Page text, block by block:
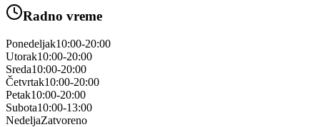
Radno vreme
Ponedeljak10:00-20:00
Utorak10:00-20:00
Sreda10:00-20:00
Četvrtak10:00-20:00
Petak10:00-20:00
Subota10:00-13:00
NedeljaZatvoreno